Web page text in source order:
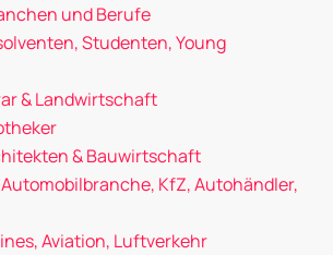
und Berufe
Studenten, Young
& Landwirtschaft
& Bauwirtschaft
KfZ, Autohändler,
Aviation, Luftverkehr